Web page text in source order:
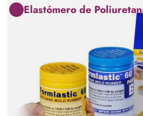
Elastómero de